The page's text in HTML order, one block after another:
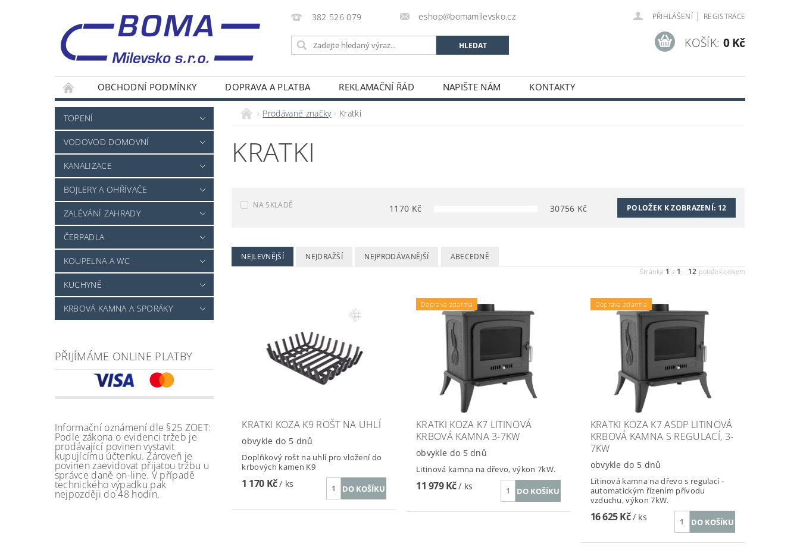
382 526 079 eshop@bomamilevsko.cz PŘIHLÁŠENÍ | REGISTRACE
KOŠÍK: 0 Kč
OBCHODNÍ PODMÍNKY DOPRAVA A PLATBA REKLAMAČNÍ ŘÁD NAPIŠTE NÁM KONTAKTY
TOPENÍ
VODOVOD DOMOVNÍ
KANALIZACE
BOJLERY A OHŘÍVAČE
ZALÉVÁNÍ ZAHRADY
ČERPADLA
KOUPELNA A WC
KUCHYNĚ
KRBOVÁ KAMNA A SPORÁKY
PŘIJÍMÁME ONLINE PLATBY
Informační oznámení dle §25 ZOET:
Podle zákona o evidenci tržeb je
prodávající povinen vystavit
kupujícímu účtenku. Zároveň je
povinen zaevidovat přijatou tržbu u
správce daně on-line. V případě
technického výpadku pak
nejpozději do 48 hodin.
Prodávané značky Kratki
KRATKI
NA SKLADĚ 1170 Kč 30756 Kč POLOŽEK K ZOBRAZENÍ: 12
NEJLEVNĚJŠÍ NEJDRAŽŠÍ NEJPRODÁVANĚJŠÍ ABECEDNĚ
Stránka 1 z 1 - 12 položek celkem
KRATKI KOZA K9 ROŠT NA UHLÍ
obvykle do 5 dnů
Doplňkový rošt na uhlí pro vložení do
krbových kamen K9
1 170 Kč/ ks
Doprava zdarma
KRATKI KOZA K7 LITINOVÁ
KRBOVÁ KAMNA 3-7KW
obvykle do 5 dnů
Litinová kamna na dřevo, výkon 7kW.
11 979 Kč/ ks
Doprava zdarma
KRATKI KOZA K7 ASDP LITINOVÁ
KRBOVÁ KAMNA S REGULACÍ, 3-
7KW
obvykle do 5 dnů
Litinová kamna na dřevo s regulací -
automatickým řízením přívodu
vzduchu, výkon 7kW.
16 625 Kč/ ks